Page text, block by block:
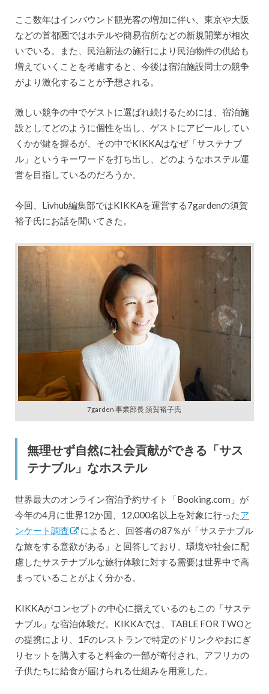
ここ数年はインバウンド観光客の増加に伴い、東京や大阪
などの首都圏ではホテルや簡易宿所などの新規開業が相次
いでいる。また、民泊新法の施行により民泊物件の供給も
増えていくことを考慮すると、今後は宿泊施設同士の競争
がより激化することが予想される。
激しい競争の中でゲストに選ばれ続けるためには、宿泊施
設としてどのように個性を出し、ゲストにアピールしてい
くかが鍵を握るが、その中でKIKKAはなぜ「サステナブ
ル」というキーワードを打ち出し、どのようなホステル運
営を目指しているのだろうか。
今回、Livhub編集部ではKIKKAを運営する7gardenの須賀
裕子氏にお話を聞いてきた。
7garden 事業部長 須賀裕子氏
無理せず自然に社会貢献ができる「サス
テナブル」なホステル
世界最大のオンライン宿泊予約サイト「Booking.com」が
今年の4月に世界12か国、12,000名以上を対象に行ったア
ンケート調査
によると、回答者の87％が「サステナブル
な旅をする意欲がある」と回答しており、環境や社会に配
慮したサステナブルな旅行体験に対する需要は世界中で高
まっていることがよく分かる。
KIKKAがコンセプトの中心に据えているのもこの「サステ
ナブル」な宿泊体験だ。KIKKAでは、TABLE FOR TWOと
の提携により、1Fのレストランで特定のドリンクやおにぎ
りセットを購入すると料金の一部が寄付され、アフリカの
子供たちに給食が届けられる仕組みを用意した。